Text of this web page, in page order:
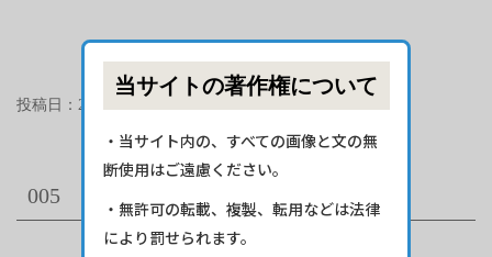
投稿日：2023年12月27日
005
当サイトの著作権について
・当サイト内の、すべての画像と文の無
断使用はご遠慮ください。
・無許可の転載、複製、転用などは法律
により罰せられます。